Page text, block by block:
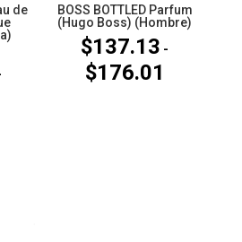
de
BOSS BOTTLED Parfum
(Hugo Boss) (Hombre)
$137.13 -
$176.01